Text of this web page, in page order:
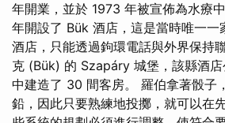
年開業，並於 1973 年被宣佈為水療
年開設了 Bük 酒店，這是當時唯一一
酒店，只能透過鉤環電話與外界保持
克 (Bük) 的 Szapáry 城堡，該縣酒
中建造了 30 間客房。 羅伯拿著骰子
鉛，因此只要熟練地投擲，就可以在